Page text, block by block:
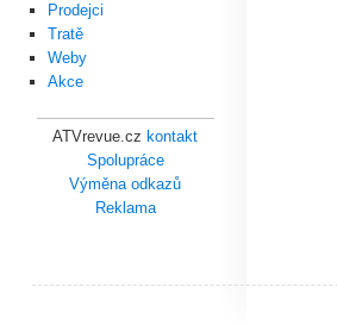
Prodejci
Tratě
Weby
Akce
ATVrevue.cz kontakt
Spolupráce
Výměna odkazů
Reklama